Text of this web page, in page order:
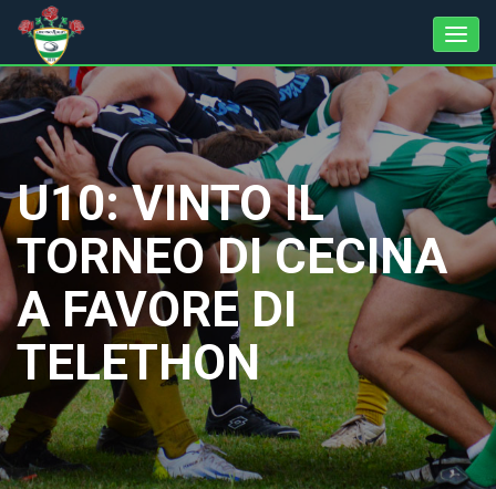
U10: VINTO IL
TORNEO DI CECINA
A FAVORE DI
TELETHON